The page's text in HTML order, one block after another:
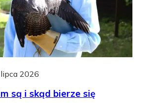
2026
są i skąd bierze się